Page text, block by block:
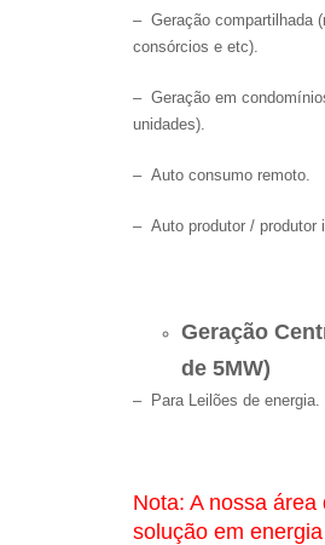
– Geração compartilhada
consórcios e etc).
– Geração em
unidades).
– Auto consumo remoto.
– Auto produtor / produtor
Geração
de 5MW)
– Para Leilões de energia.
Nota: A nossa
solução em